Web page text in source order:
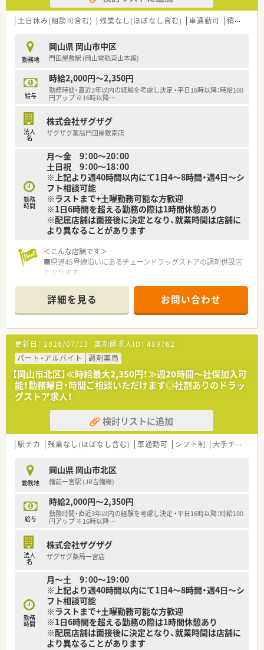
＜こんな薬局です＞
■県道21号線沿い、真四角な外観が目印のチェーン薬局です。
■近隣には飲食店やスーパーも多く、生活に便利な立地となって
います。マイカー通勤が便利！
＜業務内容＞
■処方箋による調剤業務、服薬指導、薬剤情報の提供など
＜こんな方にもオススメ＞
■残業少なくメリハリをつけて働きたい方
等々…
少しでも気になった方はお問い合わせくださいませ
土日休み(相談可含む) 残業なし(ほぼなし含む) 車通勤可 積雪なし
勤務地
岡山県 岡山市中区
門田屋敷駅 (岡山電軌東山本線)
給与
時給2,000円～2,350円
勤務時間・直近3年以内の経験を考慮し決定 ・平日16時以降：時給100
円アップ ※16時以降…
法人
名
株式会社ザグザグ
ザグザグ薬局門田屋敷南店
勤務
時間
月～金 9：00～20：00
土日祝 9：00～18：00
※上記より週40時間以内にて1日4～8時間・週4日～シ
フト相談可能
※ラストまで+土曜勤務可能な方歓迎
※1日6時間を超える勤務の際は1時間休憩あり
※配属店舗は面接後に決定となり、就業時間は店舗に
より異なることがあります
＜こんな店舗です＞
■県道45号線沿いにあるチェーンドラッグストアの調剤併設店
となります。
ォロー体制が整っており店舗間で助け合う土壌があるため、全店
舗を通して様々なライフスタイルの方がご勤務されています。
子育て中の方も歓迎！
■隣接する病院より総合科目応需しています。OTCはもちろん
食料品など広く取り扱っている為来店される方も多く、買い物に
来られたお客様からのご相談を受ける機会もございます。
＜会社の特徴＞
■中四国に200店舗以上展開する大手ドラッグストアです。さら
に増加中で成長性がある企業です。
■近年、関西方面にも店舗展開をしています。
■ドラッグストア併設調剤薬局を40店舗以上展開。
■店舗拡大に伴いキャリアアップできるポジションが多数あり！
頑張り次第で高給与も可能！
■日用品から医薬品・化粧品まで、従業員割引制度など支出を減
■「暮らしに役立つことなら何でも取り組もう」をモットーに、
認知症カフェなどの地域貢献活動を行っています。
■設備機器を全店舗統一しており、分包機・軟膏ねり機・PTP除包
機の他にバーコード照合監査システムを全店に導入していま
す。
■月3日まで希望休を出すことが出来るため、プライベートの予
定が立てやすい環境が整っています。
以外の取組に参加することができます。
■薬剤師の人員配置については、1人当たりの処方箋枚数が1日
余裕をもった人員配置で患者さまの対応にしっかりと時間を
使うことができます。
＜こんな方にオススメ＞
■調剤業務をメインとし服薬指導とともにOTC商材の提案もし
たい方
■生活に密着したアドバイスができる薬剤師になりたい方
詳細を見る お問い合わせ
更新日： 2026/07/13 薬剤師求人ID： 489762
パート・アルバイト
調剤薬局
【岡山市北区】≪時給最大2,350円！≫週20時間～社保加入可
能！勤務曜日・時間ご相談いただけます◎社割ありのドラッ
グストア求人！
検討リストに追加
駅チカ 残業なし(ほぼなし含む) 車通勤可 シフト制 大手チェーン以外
勤務地
岡山県 岡山市北区
備前一宮駅 (JR吉備線)
給与
時給2,000円～2,350円
勤務時間・直近3年以内の経験を考慮し決定 ・平日16時以降：時給100
円アップ ※16時以降…
法人
名
株式会社ザグザグ
ザグザグ薬局一宮店
勤務
時間
月～土 9：00～19：00
※上記より週40時間以内にて1日4～8時間・週4日～シ
フト相談可能
※ラストまで+土曜勤務可能な方歓迎
※1日6時間を超える勤務の際は1時間休憩あり
※配属店舗は面接後に決定となり、就業時間は店舗に
より異なることがあります